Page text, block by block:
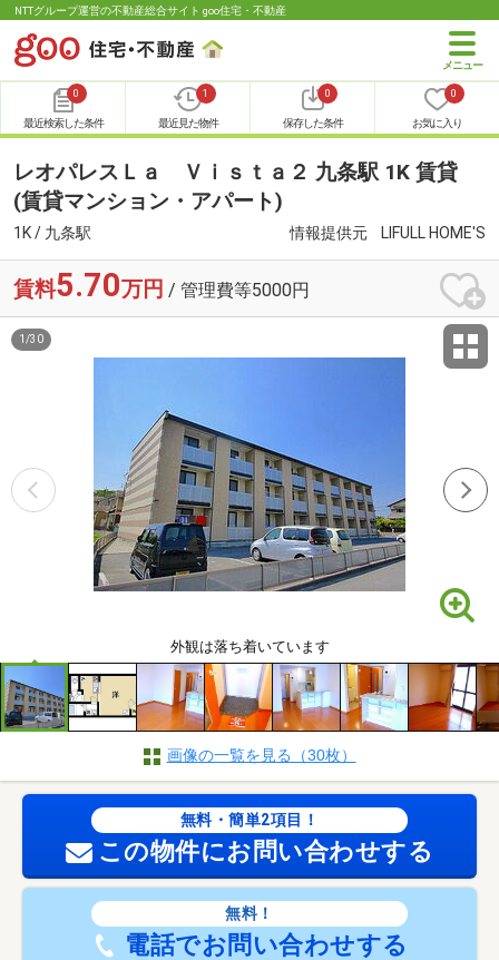
NTTグループ運営の不動産総合サイト goo住宅・不動産
0
最近検索した条件
1
最近見た物件
0
保存した条件
0
お気に入り
レオパレスＬａ Ｖｉｓｔａ２ 九条駅 1K 賃貸
(賃貸マンション・アパート)
1K / 九条駅 情報提供元 LIFULL HOME'S
賃料5.70万円 / 管理費等5000円
外観は落ち着いています
1 /30
画像の一覧を見る（30枚）
無料・簡単2項目！
この物件にお問い合わせする
無料！
電話でお問い合わせする